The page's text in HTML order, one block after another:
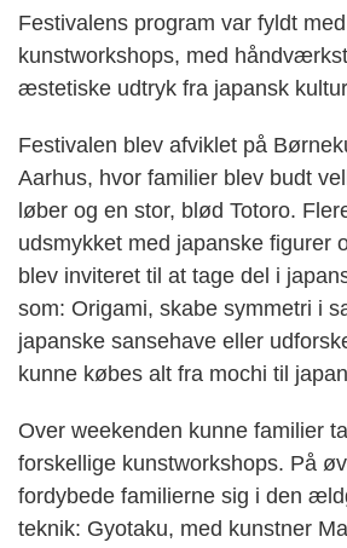
Festivalens program var fyldt
kunstworkshops, med
æstetiske udtryk fra japansk
Festivalen blev afviklet på
Aarhus, hvor familier blev budt
løber og en stor, blød Totoro.
udsmykket med japanske figurer
blev inviteret til at tage del i
som: Origami, skabe symmetri i
japanske sansehave eller
kunne købes alt fra mochi til
Over weekenden kunne familier
forskellige kunstworkshops. På
fordybede familierne sig i den
teknik: Gyotaku, med kunstner